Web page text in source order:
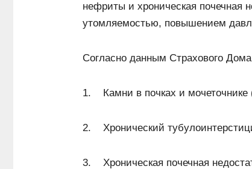
нефриты и хроническая почечная
утомляемостью, повышением
Согласно данным Страхового
1. Камни в почках и мочеточнике
2. Хронический
3. Хроническая почечная